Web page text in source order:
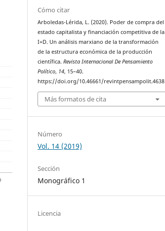
Cómo citar
Arboledas-Lérida, L. (2020). Poder de compra del
estado capitalista y financiación competitiva de la
I+D. Un análisis marxiano de la transformación
de la estructura económica de la producción
científica.Revista Internacional De Pensamiento
Político, 14, 15–40.
https://doi.org/10.46661/revintpensampolit.4638
Más formatos de cita
Número
Vol. 14 (2019)
Sección
Monográfico 1
Licencia